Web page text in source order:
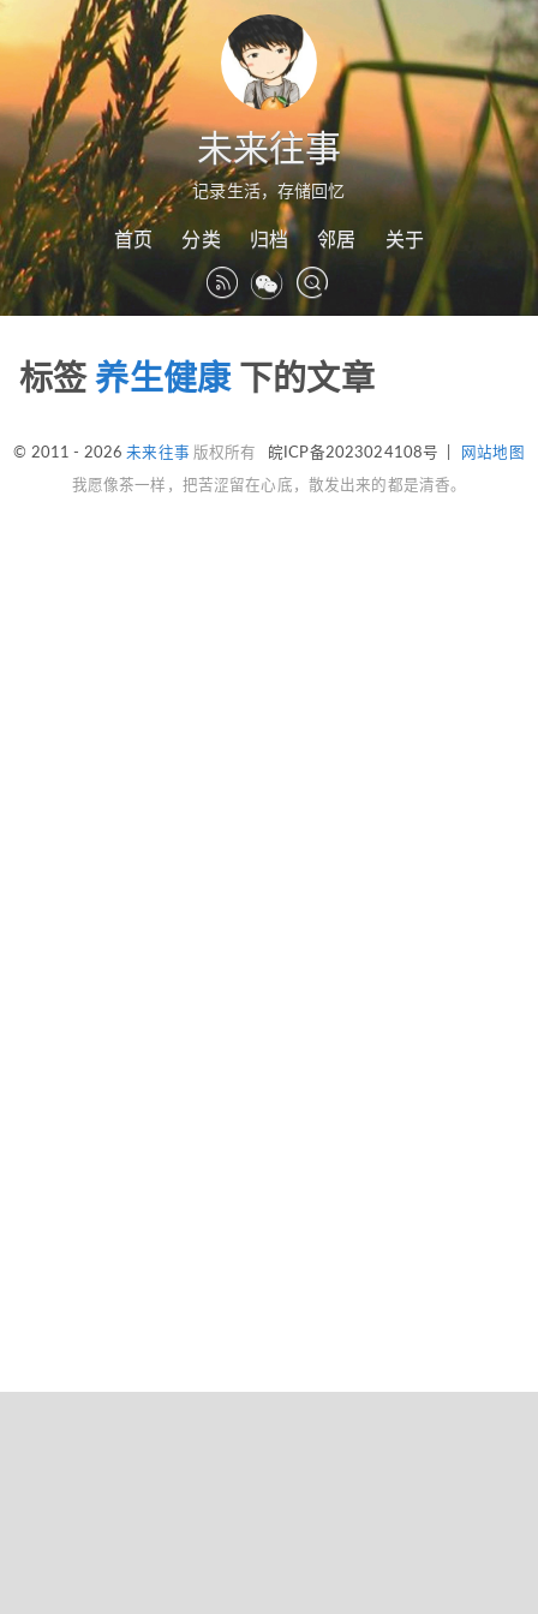
未来往事
记录生活，存储回忆
首页 分类 归档 邻居 关于
标签养生健康下的文章
© 2011 - 2026未来往事 版权所有 皖ICP备2023024108号 网站地图
我愿像茶一样，把苦涩留在心底，散发出来的都是清香。